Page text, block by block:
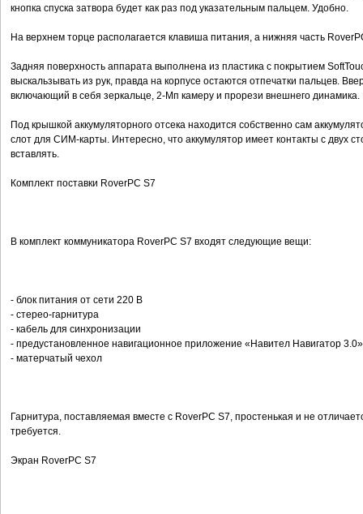
кнопка спуска затвора будет как раз под указательным пальцем. Удобно.
На верхнем торце располагается клавиша питания, а нижняя часть
Задняя поверхность аппарата выполнена из пластика с покрытием
выскальзывать из рук, правда на корпусе остаются отпечатки пальцев.
включающий в себя зеркальце, 2-Мп камеру и прорези внешнего динамика.
Под крышкой аккумуляторного отсека находится собственно сам
слот для СИМ-карты. Интересно, что аккумулятор имеет контакты с двух
вставлять.
Комплект поставки RoverPC S7
В комплект коммуникатора RoverPC S7 входят следующие вещи:
- блок питания от сети 220 В
- стерео-гарнитура
- кабель для синхронизации
- предустановленное навигационное приложение «Навител Навигатор 3.0»
- матерчатый чехол
Гарнитура, поставляемая вместе с RoverPC S7, простенькая и не
требуется.
Экран RoverPC S7